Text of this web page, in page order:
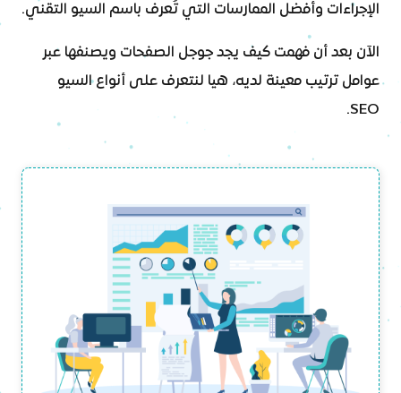
الإجراءات وأفضل الممارسات التي تُعرف باسم السيو التقني.
الآن بعد أن فهمت كيف يجد جوجل الصفحات ويصنفها عبر
عوامل ترتيب معينة لديه، هيا لنتعرف على أنواع السيو
SEO.